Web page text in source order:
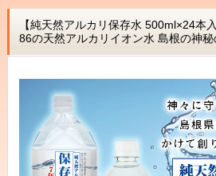
【純天然アルカリ保存水 500ml×24本
86の天然アルカリイオン水 島根の神秘